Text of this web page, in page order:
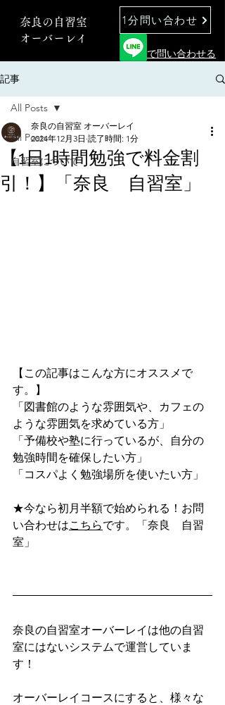
奈良の自習室
オーバーレイ
1分問い合わせ
で問い合わせる
記事
All Posts
自習室について
All Posts
【1日1時間勉強で料金割
引！】「奈良 自習室」
奈良の自習室 オーバーレイ
2024年12月3日 読了時間: 1分
【この記事はこんな方にオススメで
す。】
「図書館のような雰囲気や、カフェの
ような雰囲気を求めている方」
「予備校や塾に行っているが、自分の
勉強時間を確保したい方」
「コスパよく勉強場所を使いたい方」
★今なら初月半額で始められる！お問
い合わせはこちらです。「奈良　自習
室」
奈良の自習室オーバーレイは他の自習
室にはないシステムで運営していま
す！
オーバーレイコースにすると、様々な